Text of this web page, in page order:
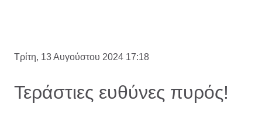
Τρίτη, 13 Αυγούστου 2024 17:18
Τεράστιες ευθύνες πυρός!